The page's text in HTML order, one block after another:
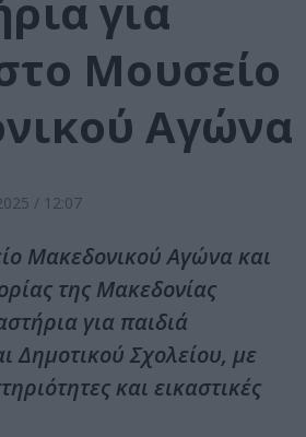
για
Μουσείο
Αγώνα
/ 12:07
Μακεδονικού Αγώνα και
της Μακεδονίας
για παιδιά
Δημοτικού Σχολείου, με
και εικαστικές